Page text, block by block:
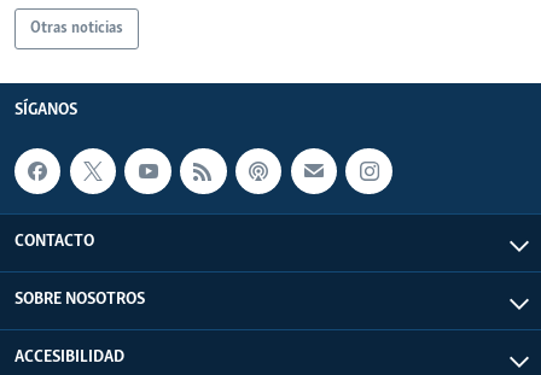
Otras noticias
SÍGANOS
CONTACTO
SOBRE NOSOTROS
ACCESIBILIDAD